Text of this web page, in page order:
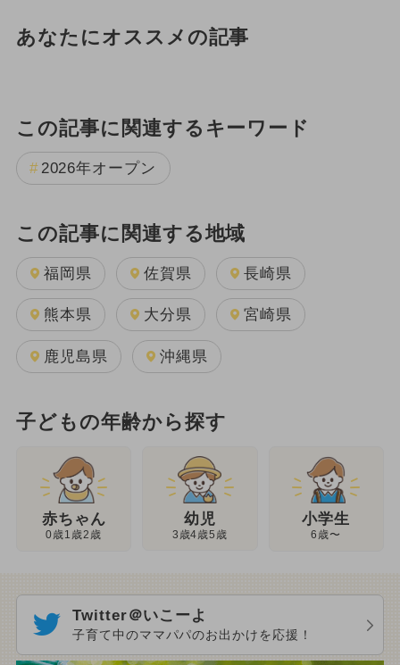
あなたにオススメの記事
この記事に関連するキーワード
2026年オープン
この記事に関連する地域
福岡県 佐賀県 長崎県
熊本県 大分県 宮崎県
鹿児島県 沖縄県
子どもの年齢から探す
赤ちゃん
0歳1歳2歳
幼児
3歳4歳5歳
小学生
6歳〜
Twitter＠いこーよ
子育て中のママパパのお出かけを応援！